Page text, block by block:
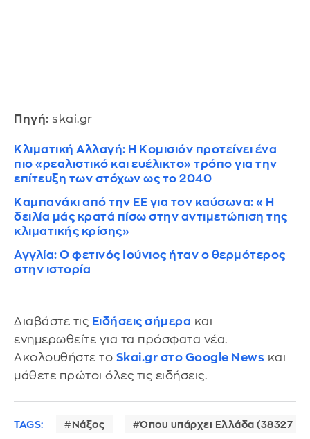
Πηγή: skai.gr
Κλιματική Αλλαγή: Η Κομισιόν προτείνει ένα
πιο «ρεαλιστικό και ευέλικτο» τρόπο για την
επίτευξη των στόχων ως το 2040
Καμπανάκι από την ΕΕ για τον καύσωνα: «Η
δειλία μάς κρατά πίσω στην αντιμετώπιση της
κλιματικής κρίσης»
Αγγλία: Ο φετινός Ιούνιος ήταν ο θερμότερος
στην ιστορία
Διαβάστε τις Ειδήσεις σήμερα και
ενημερωθείτε για τα πρόσφατα νέα.
Ακολουθήστε το Skai.gr στο Google News και
μάθετε πρώτοι όλες τις ειδήσεις.
TAGS: Νάξος Όπου υπάρχει Ελλάδα (38327